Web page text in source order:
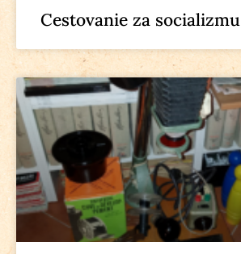
Cestovanie za socializmu